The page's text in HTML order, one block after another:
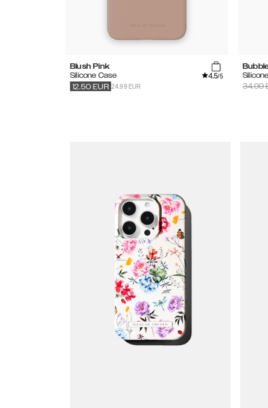
Blush Pink
Silicone Case
4.5/5
24.99 EUR
12.50 EUR
34.99